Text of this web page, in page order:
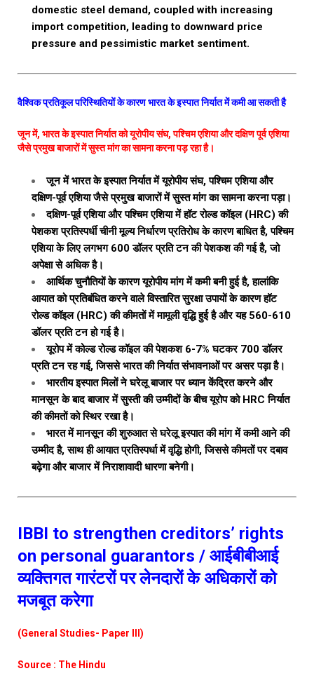
domestic steel demand, coupled with increasing
import competition, leading to downward price
pressure and pessimistic market sentiment.
वैश्विक प्रतिकूल परिस्थितियों के कारण भारत के इस्पात निर्यात में कमी आ सकती है
जून में, भारत के इस्पात निर्यात को यूरोपीय संघ, पश्चिम एशिया और दक्षिण पूर्व एशिया
जैसे प्रमुख बाजारों में सुस्त मांग का सामना करना पड़ रहा है।
जून में भारत के इस्पात निर्यात में यूरोपीय संघ, पश्चिम एशिया और
दक्षिण-पूर्व एशिया जैसे प्रमुख बाजारों में सुस्त मांग का सामना करना पड़ा।
दक्षिण-पूर्व एशिया और पश्चिम एशिया में हॉट रोल्ड कॉइल (HRC) की
पेशकश प्रतिस्पर्धी चीनी मूल्य निर्धारण प्रतिरोध के कारण बाधित है, पश्चिम
एशिया के लिए लगभग 600 डॉलर प्रति टन की पेशकश की गई है, जो
अपेक्षा से अधिक है।
आर्थिक चुनौतियों के कारण यूरोपीय मांग में कमी बनी हुई है, हालांकि
आयात को प्रतिबंधित करने वाले विस्तारित सुरक्षा उपायों के कारण हॉट
रोल्ड कॉइल (HRC) की कीमतों में मामूली वृद्धि हुई है और यह 560-610
डॉलर प्रति टन हो गई है।
यूरोप में कोल्ड रोल्ड कॉइल की पेशकश 6-7% घटकर 700 डॉलर
प्रति टन रह गई, जिससे भारत की निर्यात संभावनाओं पर असर पड़ा है।
भारतीय इस्पात मिलों ने घरेलू बाजार पर ध्यान केंद्रित करने और
मानसून के बाद बाजार में सुस्ती की उम्मीदों के बीच यूरोप को HRC निर्यात
की कीमतों को स्थिर रखा है।
भारत में मानसून की शुरुआत से घरेलू इस्पात की मांग में कमी आने की
उम्मीद है, साथ ही आयात प्रतिस्पर्धा में वृद्धि होगी, जिससे कीमतों पर दबाव
बढ़ेगा और बाजार में निराशावादी धारणा बनेगी।
IBBI to strengthen creditors’ rights
on personal guarantors / आईबीबीआई
व्यक्तिगत गारंटरों पर लेनदारों के अधिकारों को
मजबूत करेगा
(General Studies- Paper III)
Source : The Hindu